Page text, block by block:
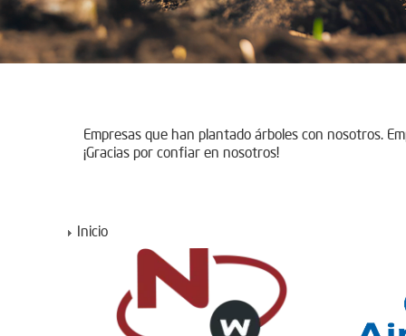
Empresas que han plantado árboles con nosotros.
¡Gracias por confiar en nosotros!
Inicio